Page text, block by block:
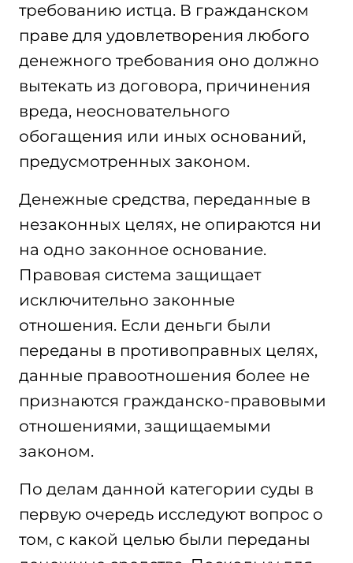
требованию истца. В гражданском
праве для удовлетворения любого
денежного требования оно должно
вытекать из договора, причинения
вреда, неосновательного
обогащения или иных оснований,
предусмотренных законом.
Денежные средства, переданные в
незаконных целях, не опираются ни
на одно законное основание.
Правовая система защищает
исключительно законные
отношения. Если деньги были
переданы в противоправных целях,
данные правоотношения более не
признаются гражданско-правовыми
отношениями, защищаемыми
законом.
По делам данной категории суды в
первую очередь исследуют вопрос о
том, с какой целью были переданы